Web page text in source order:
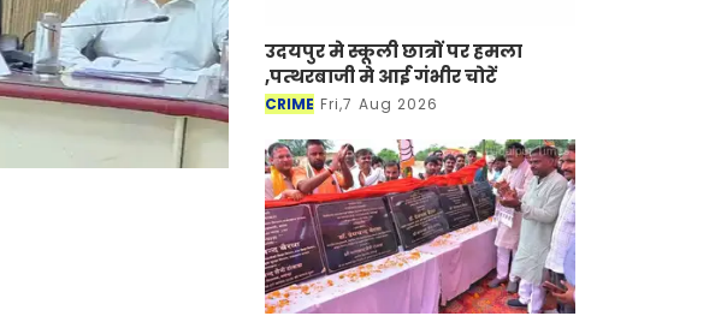
उदयपुर मे स्कूली छात्रों पर हमला
,पत्थरबाजी मे आई गंभीर चोटें
CRIME Fri,7 Aug 2026